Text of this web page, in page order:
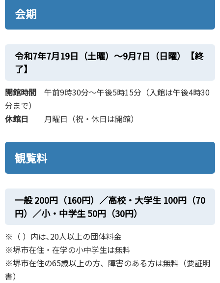
会期
令和7年7月19日（土曜）～9月7日（日曜）【終
了】
開館時間 午前9時30分～午後5時15分（入館は午後4時30
分まで）
休館日 月曜日（祝・休日は開館）
観覧料
一般 200円（160円）／高校・大学生 100円（70
円）／小・中学生 50円（30円）
※（ ）内は､20人以上の団体料金
※堺市在住・在学の小中学生は無料
※堺市在住の65歳以上の方、障害のある方は無料（要証明
書）